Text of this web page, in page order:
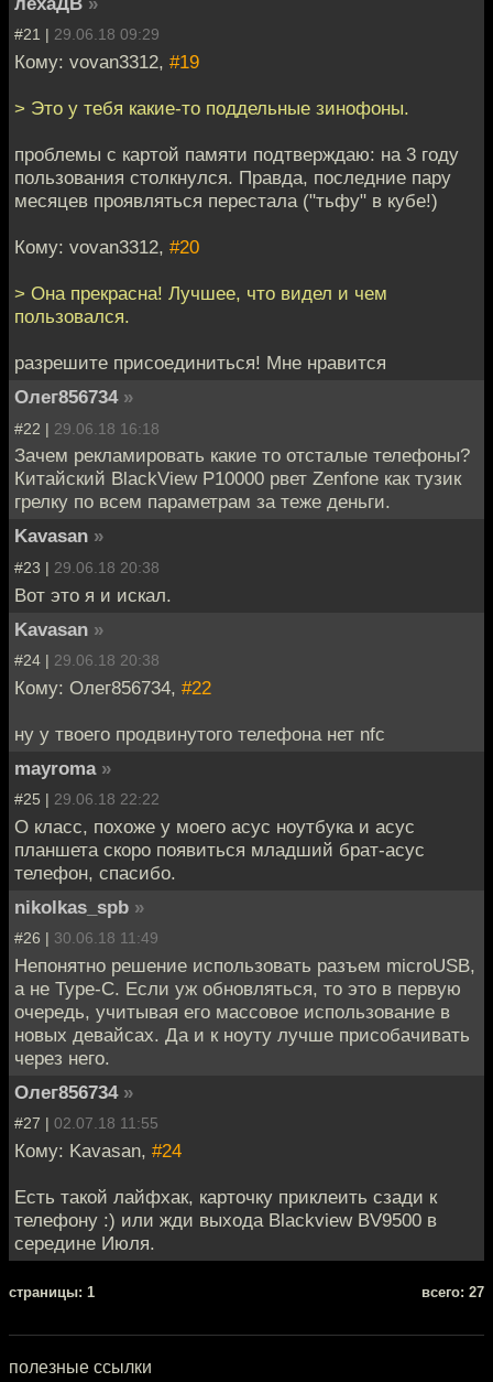
#21 | 29.06.18 09:29
Кому: vovan3312, #19
> Это у тебя какие-то поддельные зинофоны.
проблемы с картой памяти подтверждаю: на 3 году
пользования столкнулся. Правда, последние пару
месяцев проявляться перестала ("тьфу" в кубе!)
Кому: vovan3312, #20
> Она прекрасна! Лучшее, что видел и чем
пользовался.
разрешите присоединиться! Мне нравится
Олег856734 »
#22 | 29.06.18 16:18
Зачем рекламировать какие то отсталые телефоны?
Китайский BlackView P10000 рвет Zenfone как тузик
грелку по всем параметрам за теже деньги.
Kavasan »
#23 | 29.06.18 20:38
Вот это я и искал.
Kavasan »
#24 | 29.06.18 20:38
Кому: Олег856734, #22
ну у твоего продвинутого телефона нет nfc
mayroma »
#25 | 29.06.18 22:22
О класс, похоже у моего асус ноутбука и асус
планшета скоро появиться младший брат-асус
телефон, спасибо.
nikolkas_spb »
#26 | 30.06.18 11:49
Непонятно решение использовать разъем microUSB,
а не Type-C. Если уж обновляться, то это в первую
очередь, учитывая его массовое использование в
новых девайсах. Да и к ноуту лучше присобачивать
через него.
Олег856734 »
#27 | 02.07.18 11:55
Кому: Kavasan, #24
Есть такой лайфхак, карточку приклеить сзади к
телефону :) или жди выхода Blackview BV9500 в
середине Июля.
cтраницы: 1 всего: 27
полезные ссылки